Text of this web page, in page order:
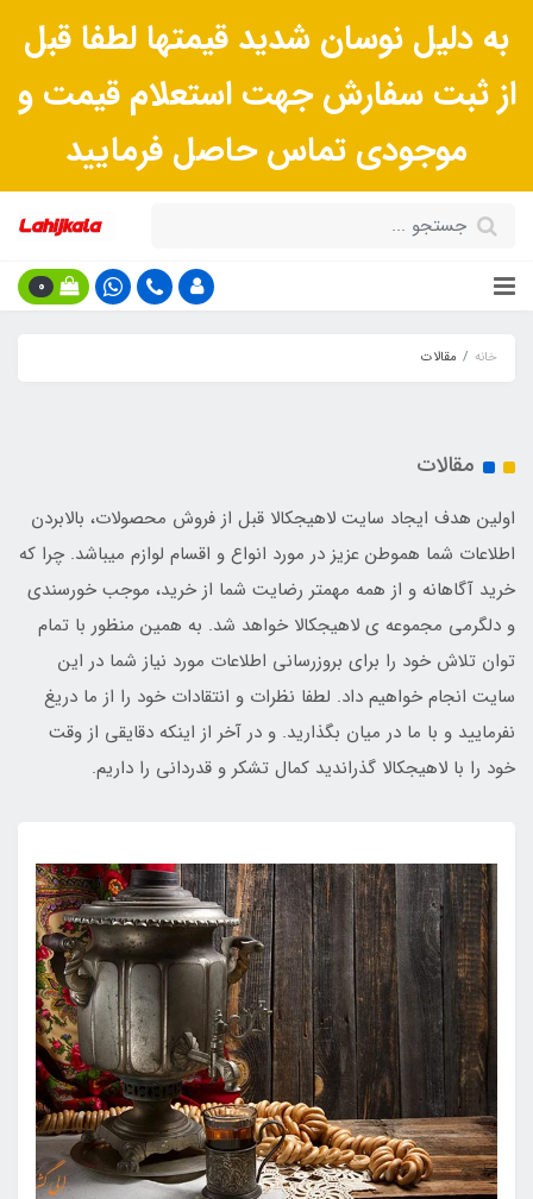
به دلیل نوسان شدید قیمتها لطفا قبل
از ثبت سفارش جهت استعلام قیمت و
موجودی تماس حاصل فرمایید
0
خانه مقالات
مقالات
اولین هدف ایجاد سایت لاهیجکالا قبل از فروش محصولات، بالابردن
اطلاعات شما هموطن عزیز در مورد انواع و اقسام لوازم میباشد. چرا که
خرید آگاهانه و از همه مهمتر رضایت شما از خرید، موجب خورسندی
و دلگرمی مجموعه ی لاهیجکالا خواهد شد. به همین منظور با تمام
توان تلاش خود را برای بروزرسانی اطلاعات مورد نیاز شما در این
سایت انجام خواهیم داد. لطفا نظرات و انتقادات خود را از ما دریغ
نفرمایید و با ما در میان بگذارید. و در آخر از اینکه دقایقی از وقت
خود را با لاهیجکالا گذراندید کمال تشکر و قدردانی را داریم.